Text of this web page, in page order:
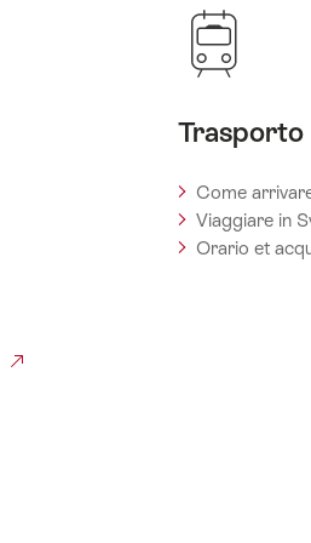
Trasporto
Come
Viaggiare in
Orario et